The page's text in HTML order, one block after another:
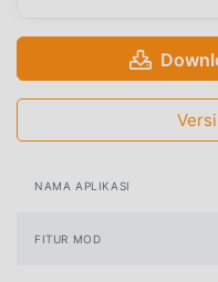
NAMA APLIKASI
FITUR MOD